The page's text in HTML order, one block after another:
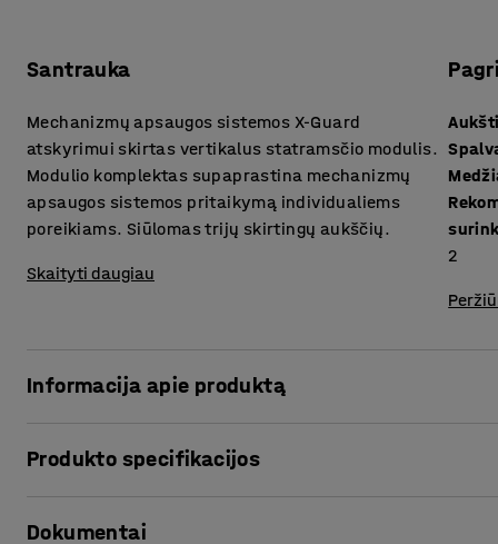
Santrauka
Mechanizmų apsaugos sistemos X-Guard
atskyrimui skirtas vertikalus statramsčio modulis.
Modulio komplektas supaprastina mechanizmų
apsaugos sistemos pritaikymą individualiems
poreikiams. Siūlomas trijų skirtingų aukščių.
Skaityti daugiau
2
Informacija apie produktą
sukurti tokį mechanizmų aptvarą, koks reikalingas pagal
Produkto specifikacijos
Spalva: Juoda
Dokumentai